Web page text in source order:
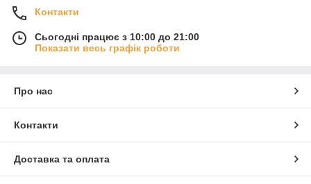
Контакти
Сьогодні працює з 10:00 до 21:00
Показати весь графік роботи
Про нас
Контакти
Доставка та оплата